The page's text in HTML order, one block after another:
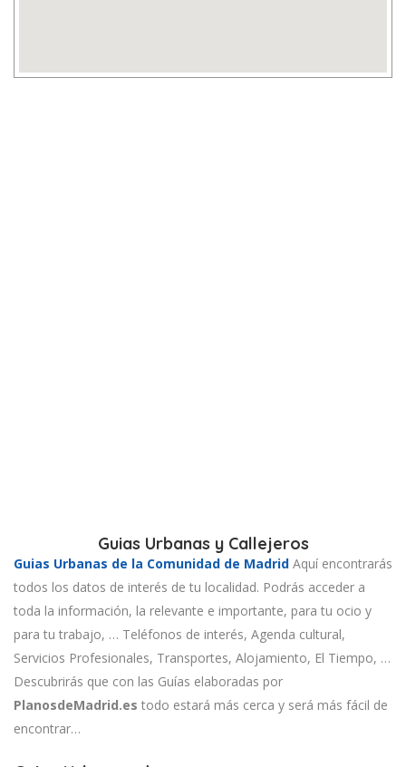
Guias Urbanas y Callejeros
Guias Urbanas de la Comunidad de Madrid Aquí encontrarás
todos los datos de interés de tu localidad. Podrás acceder a
toda la información, la relevante e importante, para tu ocio y
para tu trabajo, … Teléfonos de interés, Agenda cultural,
Servicios Profesionales, Transportes, Alojamiento, El Tiempo, …
Descubrirás que con las Guías elaboradas por
PlanosdeMadrid.es todo estará más cerca y será más fácil de
encontrar…